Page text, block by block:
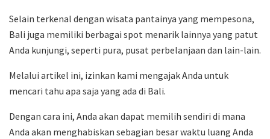
Selain terkenal dengan wisata pantainya yang mempesona,
Bali juga memiliki berbagai spot menarik lainnya yang patut
Anda kunjungi, seperti pura, pusat perbelanjaan dan lain-lain.
Melalui artikel ini, izinkan kami mengajak Anda untuk
mencari tahu apa saja yang ada di Bali.
Dengan cara ini, Anda akan dapat memilih sendiri di mana
Anda akan menghabiskan sebagian besar waktu luang Anda